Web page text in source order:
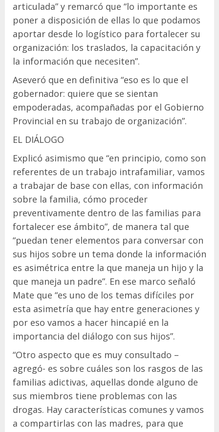
articulada” y remarcó que “lo importante es
poner a disposición de ellas lo que podamos
aportar desde lo logístico para fortalecer su
organización: los traslados, la capacitación y
la información que necesiten”.
Aseveró que en definitiva “eso es lo que el
gobernador: quiere que se sientan
empoderadas, acompañadas por el Gobierno
Provincial en su trabajo de organización”.
EL DIÁLOGO
Explicó asimismo que “en principio, como son
referentes de un trabajo intrafamiliar, vamos
a trabajar de base con ellas, con información
sobre la familia, cómo proceder
preventivamente dentro de las familias para
fortalecer ese ámbito”, de manera tal que
“puedan tener elementos para conversar con
sus hijos sobre un tema donde la información
es asimétrica entre la que maneja un hijo y la
que maneja un padre”. En ese marco señaló
Mate que “es uno de los temas difíciles por
esta asimetría que hay entre generaciones y
por eso vamos a hacer hincapié en la
importancia del diálogo con sus hijos”.
“Otro aspecto que es muy consultado –
agregó- es sobre cuáles son los rasgos de las
familias adictivas, aquellas donde alguno de
sus miembros tiene problemas con las
drogas. Hay características comunes y vamos
a compartirlas con las madres, para que